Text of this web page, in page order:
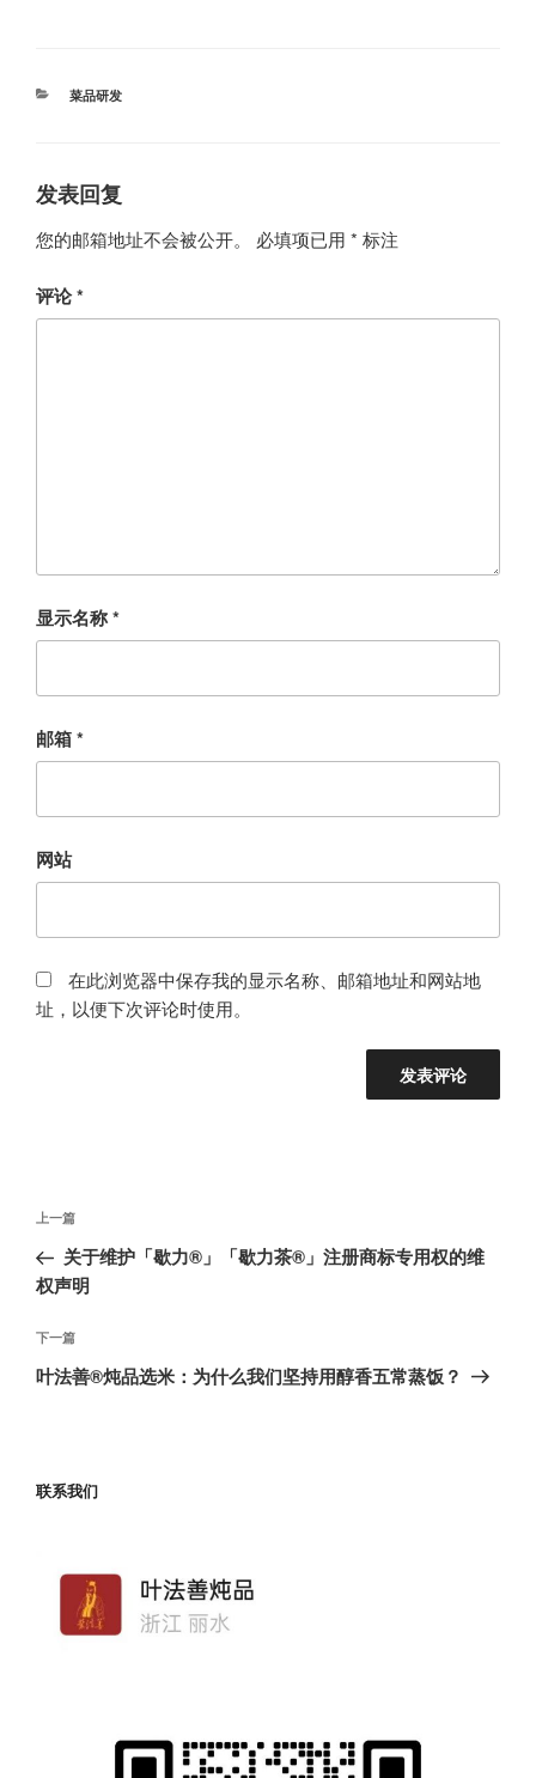
分
菜品研发
发表回复
您的邮箱地址不会被公开。 必填项已用 * 标注
评论*
显示名称*
邮箱*
网站
在此浏览器中保存我的显示名称、邮箱地址和网站地
址，以便下次评论时使用。
文
导
航
上
一
篇
章
上一篇
关于维护「歇力®」「歇力茶®」注册商标专用权的维
权声明
下
一
下一篇
叶法善®炖品选米：为什么我们坚持用醇香五常蒸饭？
联系我们